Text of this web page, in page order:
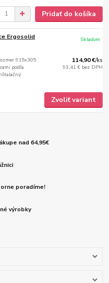
Pridať do košíka
Ergosolid
915x305
podľa
114,90 €/ks
93,41 € bez DPH
Skladom
Zvoliť variant
nad 64,95€
poradíme!
výrobky